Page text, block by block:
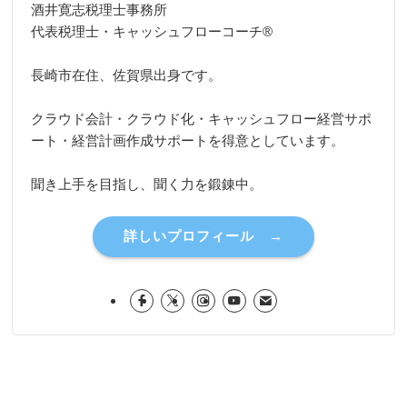
酒井寛志税理士事務所
代表税理士・キャッシュフローコーチ®
長崎市在住、佐賀県出身です。
クラウド会計・クラウド化・キャッシュフロー経営サポ
ート・経営計画作成サポートを得意としています。
聞き上手を目指し、聞く力を鍛錬中。
詳しいプロフィール →